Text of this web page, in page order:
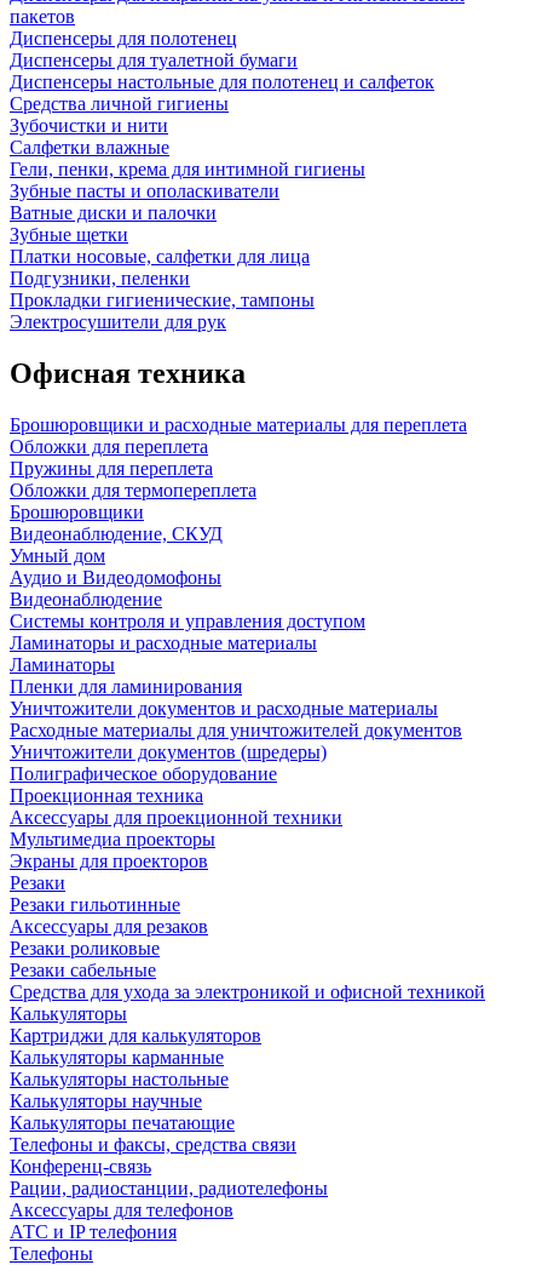
пакетов
Диспенсеры для полотенец
Диспенсеры для туалетной бумаги
Диспенсеры настольные для полотенец и салфеток
Средства личной гигиены
Зубочистки и нити
Салфетки влажные
Гели, пенки, крема для интимной гигиены
Зубные пасты и ополаскиватели
Ватные диски и палочки
Зубные щетки
Платки носовые, салфетки для лица
Подгузники, пеленки
Прокладки гигиенические, тампоны
Электросушители для рук
Офисная техника
Брошюровщики и расходные материалы для переплета
Обложки для переплета
Пружины для переплета
Обложки для термопереплета
Брошюровщики
Видеонаблюдение, СКУД
Умный дом
Аудио и Видеодомофоны
Видеонаблюдение
Системы контроля и управления доступом
Ламинаторы и расходные материалы
Ламинаторы
Пленки для ламинирования
Уничтожители документов и расходные материалы
Расходные материалы для уничтожителей документов
Уничтожители документов (шредеры)
Полиграфическое оборудование
Проекционная техника
Аксессуары для проекционной техники
Мультимедиа проекторы
Экраны для проекторов
Резаки
Резаки гильотинные
Аксессуары для резаков
Резаки роликовые
Резаки сабельные
Средства для ухода за электроникой и офисной техникой
Калькуляторы
Картриджи для калькуляторов
Калькуляторы карманные
Калькуляторы настольные
Калькуляторы научные
Калькуляторы печатающие
Телефоны и факсы, средства связи
Конференц-связь
Рации, радиостанции, радиотелефоны
Аксессуары для телефонов
АТС и IP телефония
Телефоны